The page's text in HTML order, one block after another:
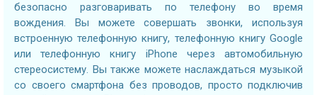
безопасно разговаривать по телефону во время
вождения. Вы можете совершать звонки, используя
встроенную телефонную книгу, телефонную книгу Google
или телефонную книгу iPhone через автомобильную
стереосистему. Вы также можете наслаждаться музыкой
со своего смартфона без проводов, просто подключив